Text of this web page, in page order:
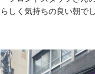
らしく気持ちの良い朝で